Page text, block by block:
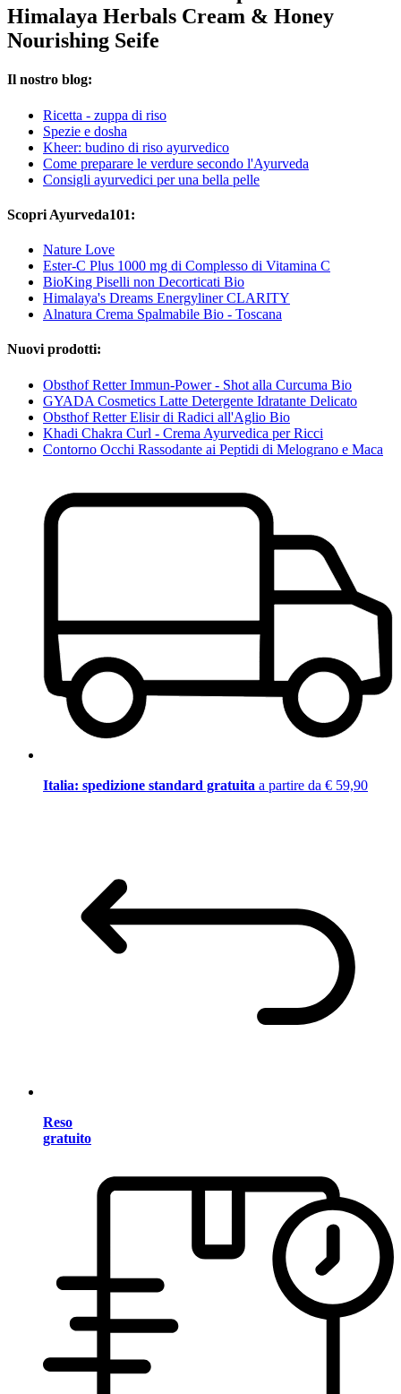
Himalaya Herbals Cream & Honey
Nourishing Seife
Il nostro blog:
Ricetta - zuppa di riso
Spezie e dosha
Kheer: budino di riso ayurvedico
Come preparare le verdure secondo l'Ayurveda
Consigli ayurvedici per una bella pelle
Scopri Ayurveda101:
Nature Love
Ester-C Plus 1000 mg di Complesso di Vitamina C
BioKing Piselli non Decorticati Bio
Himalaya's Dreams Energyliner CLARITY
Alnatura Crema Spalmabile Bio - Toscana
Nuovi prodotti:
Obsthof Retter Immun-Power - Shot alla Curcuma Bio
GYADA Cosmetics Latte Detergente Idratante Delicato
Obsthof Retter Elisir di Radici all'Aglio Bio
Khadi Chakra Curl - Crema Ayurvedica per Ricci
Contorno Occhi Rassodante ai Peptidi di Melograno e Maca
Italia: spedizione standard gratuita a partire da € 59,90
Reso
gratuito